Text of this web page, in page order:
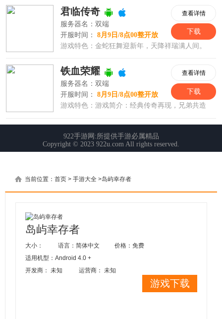
当前位置： 首页 > 手游大全 >岛屿幸存者
岛屿幸存者
大小： 语言：简体中文
价格：免费
适用机型：Android 4.0 +
开发商： 未知
运营商： 未知
游戏下载